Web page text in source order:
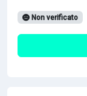
Non verificato